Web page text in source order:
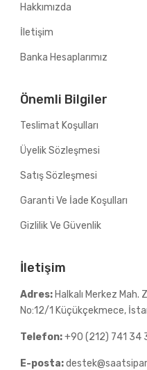
Hakkımızda
İletişim
Banka Hesaplarımız
Önemli Bilgiler
Teslimat Koşulları
Üyelik Sözleşmesi
Satış Sözleşmesi
Garanti Ve İade Koşulları
Gizlilik Ve Güvenlik
İletişim
Adres: Halkalı Merkez
No:12/1 Küçükçekmece,
Telefon:+90 (212) 741 34
E-posta: